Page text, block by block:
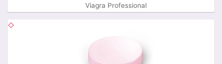
Viagra Professional